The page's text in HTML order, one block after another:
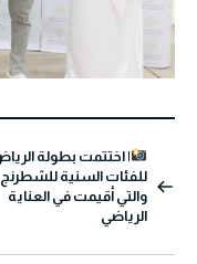
| اختتمت بطولة
للفئات السنية للشطرنج
والتي أقيمت في العناية
الرياضي